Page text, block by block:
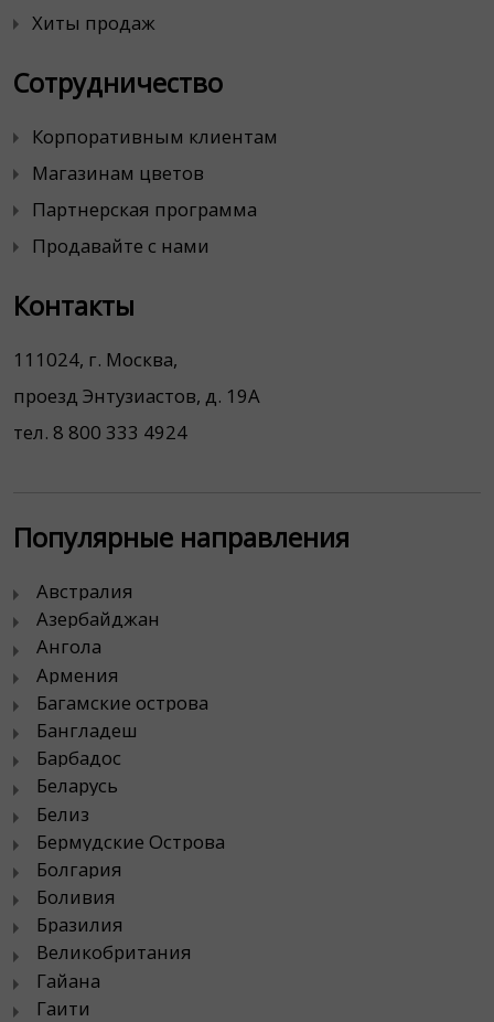
Хиты продаж
Сотрудничество
Корпоративным клиентам
Магазинам цветов
Партнерская программа
Продавайте с нами
Контакты
111024, г. Москва,
проезд Энтузиастов, д. 19А
тел. 8 800 333 4924
Популярные направления
Австралия
Азербайджан
Ангола
Армения
Багамские острова
Бангладеш
Барбадос
Беларусь
Белиз
Бермудские Острова
Болгария
Боливия
Бразилия
Великобритания
Гайана
Гаити